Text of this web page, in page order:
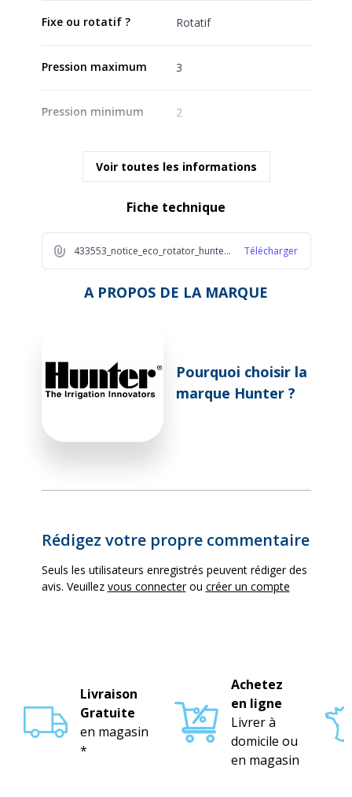
Fixe ou rotatif ? Rotatif
Pression maximum 3
Pression minimum 2
Voir toutes les informations
Fiche technique
433553_notice_eco_rotator_hunter_2025_1_c25d Télécharger
A PROPOS DE LA MARQUE
Pourquoi choisir la
marque Hunter ?
Rédigez votre propre commentaire
Seuls les utilisateurs enregistrés peuvent rédiger des
avis. Veuillez vous connecterou créer un compte
Livraison
Gratuite
en magasin
*
Achetez
en ligne
Livrer à
domicile ou
en magasin